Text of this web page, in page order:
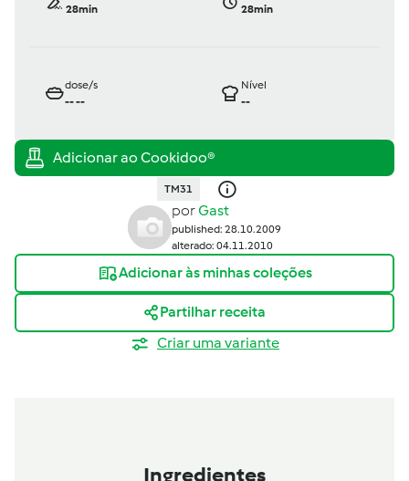
28min
28min
dose/s
----
Nível
--
TM31
porGast
published: 28.10.2009
alterado: 04.11.2010
Adicionar às minhas coleções
Partilhar receita
Criar uma variante
Ingredientes